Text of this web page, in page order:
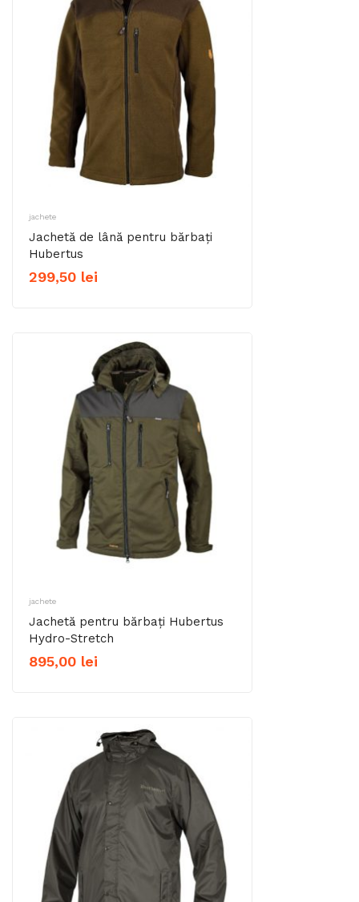
jachete
Jachetă de lână pentru bărbați
Hubertus
299,50 lei
jachete
Jachetă pentru bărbați Hubertus
Hydro-Stretch
895,00 lei